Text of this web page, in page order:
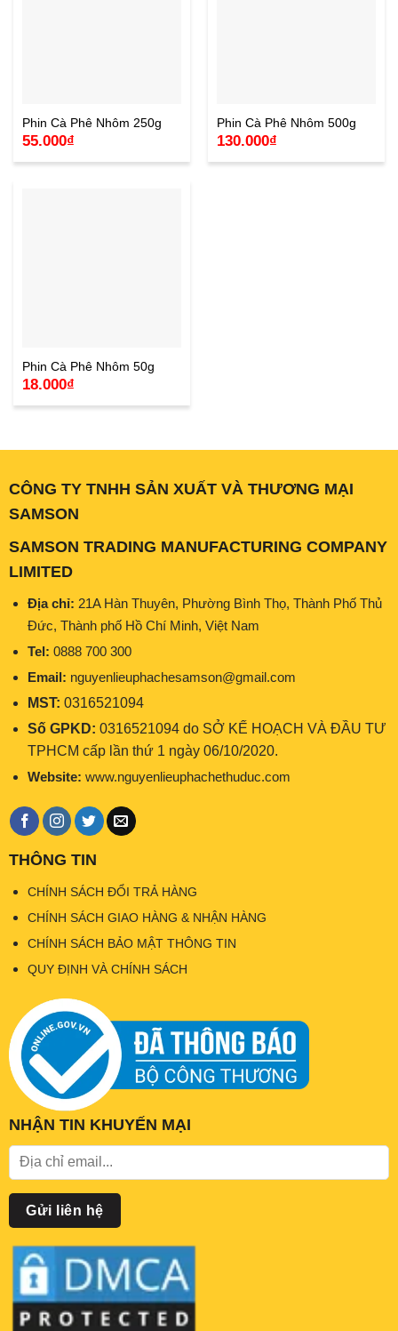
Phin Cà Phê Nhôm 250g
55.000₫
Phin Cà Phê Nhôm 500g
130.000₫
Phin Cà Phê Nhôm 50g
18.000₫
CÔNG TY TNHH SẢN XUẤT VÀ THƯƠNG MẠI
SAMSON
SAMSON TRADING MANUFACTURING COMPANY
LIMITED
Địa chỉ: 21A Hàn Thuyên, Phường Bình Thọ, Thành Phố Thủ
Đức, Thành phố Hồ Chí Minh, Việt Nam
Tel: 0888 700 300
Email: nguyenlieuphachesamson@gmail.com
MST: 0316521094
Số GPKD: 0316521094 do SỞ KẾ HOẠCH VÀ ĐẦU TƯ
TPHCM cấp lần thứ 1 ngày 06/10/2020.
Website: www.nguyenlieuphachethuduc.com
THÔNG TIN
CHÍNH SÁCH ĐỔI TRẢ HÀNG
CHÍNH SÁCH GIAO HÀNG & NHẬN HÀNG
CHÍNH SÁCH BẢO MẬT THÔNG TIN
QUY ĐỊNH VÀ CHÍNH SÁCH
NHẬN TIN KHUYẾN MẠI